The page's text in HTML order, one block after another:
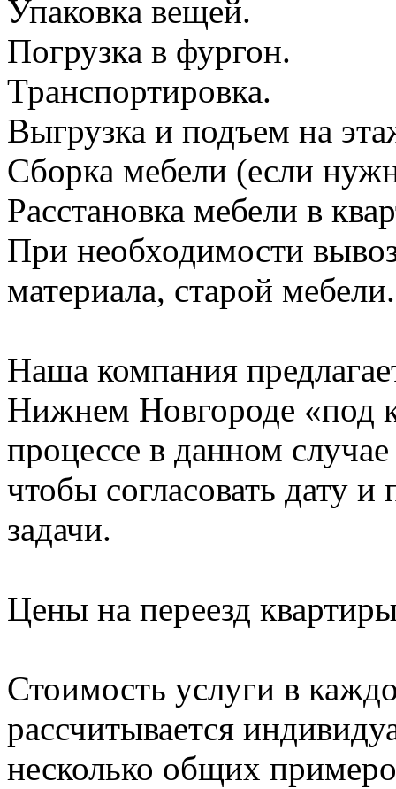
Упаковка вещей.
Погрузка в фургон.
Транспортировка.
Выгрузка и подъем на
Сборка мебели (если
Расстановка мебели в
При необходимости
материала, старой мебели.
Наша компания
Нижнем Новгороде «под
процессе в данном
чтобы согласовать дату
задачи.
Цены на переезд
Стоимость услуги в
рассчитывается
несколько общих